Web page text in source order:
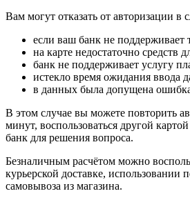
Вам могут отказать от авторизации в
если ваш банк не поддерживает
на карте недостаточно средств
банк не поддерживает услугу
истекло время ожидания ввода
в данных была допущена
В этом случае вы можете повторить
минут, воспользоваться другой
банк для решения вопроса.
Безналичным расчётом можно
курьерской доставке, использовании
самовывоза из магазина.